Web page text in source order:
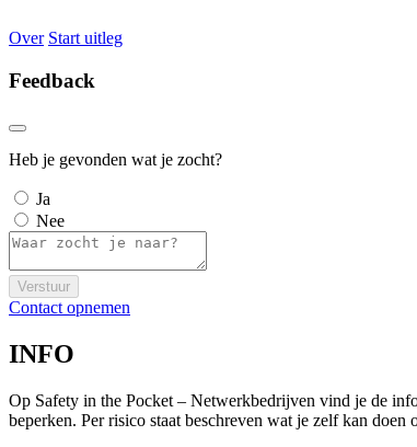
Over Start uitleg
Feedback
Heb je gevonden wat je zocht?
Ja
Nee
Verstuur
Contact opnemen
INFO
Op Safety in the Pocket – Netwerkbedrijven vind je de
beperken. Per risico staat beschreven wat je zelf kan